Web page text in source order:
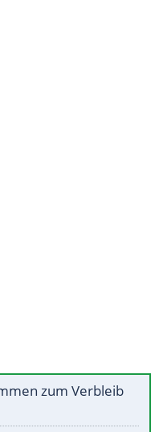
zum Verbleib